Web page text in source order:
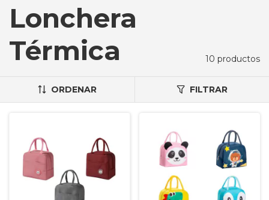
Lonchera
Térmica
10 productos
ORDENAR FILTRAR